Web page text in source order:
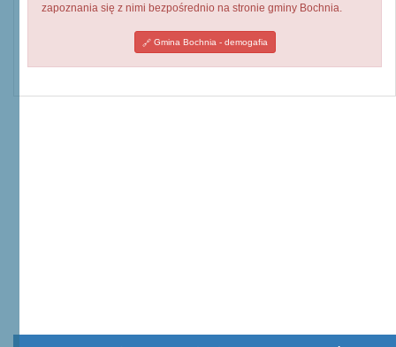
zapoznania się z nimi bezpośrednio na stronie gminy Bochnia.
Gmina Bochnia - demogafia